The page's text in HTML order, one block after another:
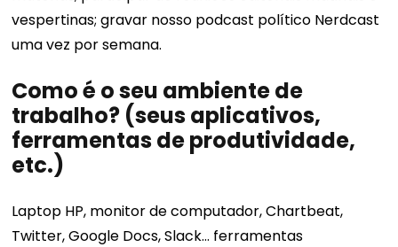
vespertinas; gravar nosso podcast político Nerdcast
uma vez por semana.
Como é o seu ambiente de
trabalho? (seus aplicativos,
ferramentas de produtividade,
etc.)
Laptop HP, monitor de computador, Chartbeat,
Twitter, Google Docs, Slack… ferramentas